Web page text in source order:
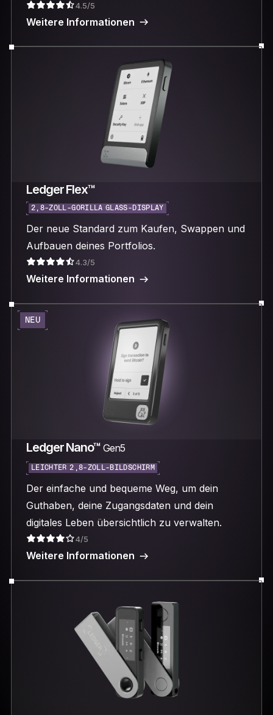
4.5/5
Weitere Informationen
Ledger Flex™
2,8-ZOLL-GORILLA GLASS-DISPLAY
Der neue Standard zum Kaufen, Swappen und
Aufbauen deines Portfolios.
4.3/5
Weitere Informationen
NEU
Ledger Nano™ Gen5
LEICHTER 2,8-ZOLL-BILDSCHIRM
Der einfache und bequeme Weg, um dein
Guthaben, deine Zugangsdaten und dein
digitales Leben übersichtlich zu verwalten.
4/5
Weitere Informationen